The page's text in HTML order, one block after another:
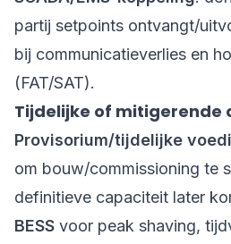
partij setpoints ontvangt/
bij communicatieverlies en
(FAT/SAT).
Tijdelijke of mitigerende
Provisorium/tijdelijke
om bouw/commissioning te
definitieve capaciteit later
BESS voor peak shaving,